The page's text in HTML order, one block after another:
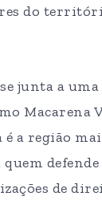
do
junta a
Macarena
a região
de